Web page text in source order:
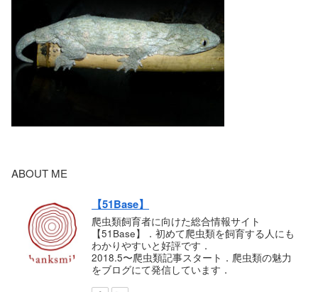
ABOUT ME
【51Base】
爬虫類飼育者に向けた総合情報サイト
【51Base】．初めて爬虫類を飼育する人にも
わかりやすいと好評です．
2018.5〜爬虫類記事スタート．爬虫類の魅力
をブログにて発信しています．